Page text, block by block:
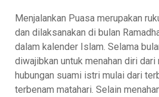
Menjalankan Puasa merupakan
dan dilaksanakan di bulan
dalam kalender Islam. Selama
diwajibkan untuk menahan diri dari
hubungan suami istri mulai dari
terbenam matahari. Selain